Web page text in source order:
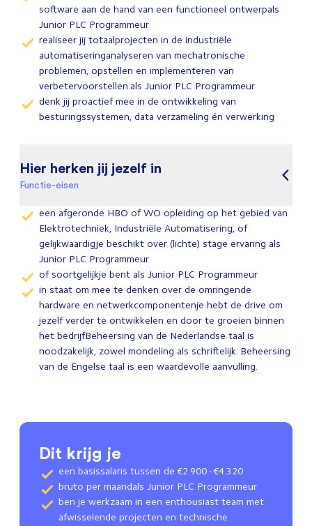
software aan de hand van een functioneel ontwerpals
Junior PLC Programmeur
realiseer jij totaalprojecten in de industriële
automatiseringanalyseren van mechatronische
problemen, opstellen en implementeren van
verbetervoorstellen.als Junior PLC Programmeur
denk jij proactief mee in de ontwikkeling van
besturingssystemen, data verzameling én verwerking
Hier herken jij jezelf in
Functie-eisen
een afgeronde HBO of WO opleiding op het gebied van
Elektrotechniek, Industriële Automatisering, of
gelijkwaardigje beschikt over (lichte) stage ervaring als
Junior PLC Programmeur
of soortgelijkje bent als Junior PLC Programmeur
in staat om mee te denken over de omringende
hardware en netwerkcomponentenje hebt de drive om
jezelf verder te ontwikkelen en door te groeien binnen
het bedrijfBeheersing van de Nederlandse taal is
noodzakelijk, zowel mondeling als schriftelijk. Beheersing
van de Engelse taal is een waardevolle aanvulling.
Dit krijg je
een basissalaris tussen de €2.900 - €4.320
bruto per maandals Junior PLC Programmeur
ben je werkzaam in een enthousiast team met
afwisselende projecten en technische